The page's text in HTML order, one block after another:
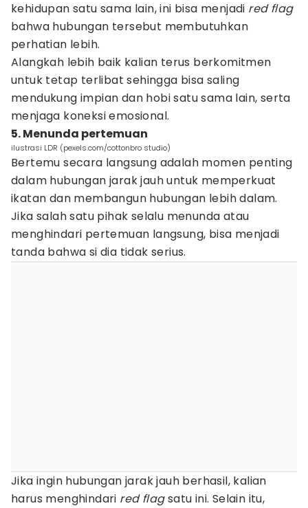
kehidupan satu sama lain, ini bisa menjadi red flag
bahwa hubungan tersebut membutuhkan
perhatian lebih.
Alangkah lebih baik kalian terus berkomitmen
untuk tetap terlibat sehingga bisa saling
mendukung impian dan hobi satu sama lain, serta
menjaga koneksi emosional.
5. Menunda pertemuan
ilustrasi LDR (pexels.com/cottonbro studio)
Bertemu secara langsung adalah momen penting
dalam hubungan jarak jauh untuk memperkuat
ikatan dan membangun hubungan lebih dalam.
Jika salah satu pihak selalu menunda atau
menghindari pertemuan langsung, bisa menjadi
tanda bahwa si dia tidak serius.
Jika ingin hubungan jarak jauh berhasil, kalian
harus menghindari red flagsatu ini. Selain itu,